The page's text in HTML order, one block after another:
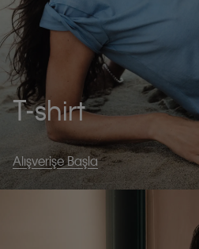
T-shirt
Alışverişe Başla